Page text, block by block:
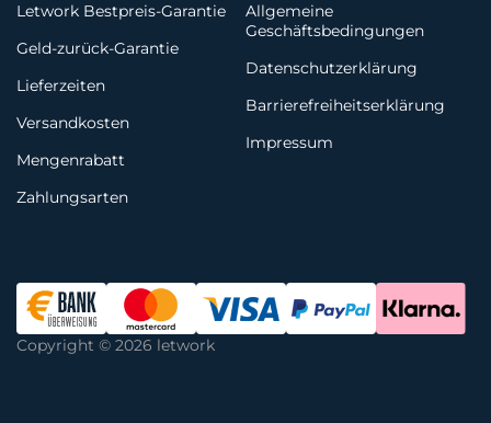
Letwork Bestpreis-Garantie
Geld-zurück-Garantie
Lieferzeiten
Versandkosten
Mengenrabatt
Zahlungsarten
Allgemeine
Geschäftsbedingungen
Datenschutzerklärung
Barrierefreiheitserklärung
Impressum
Copyright © 2026 letwork